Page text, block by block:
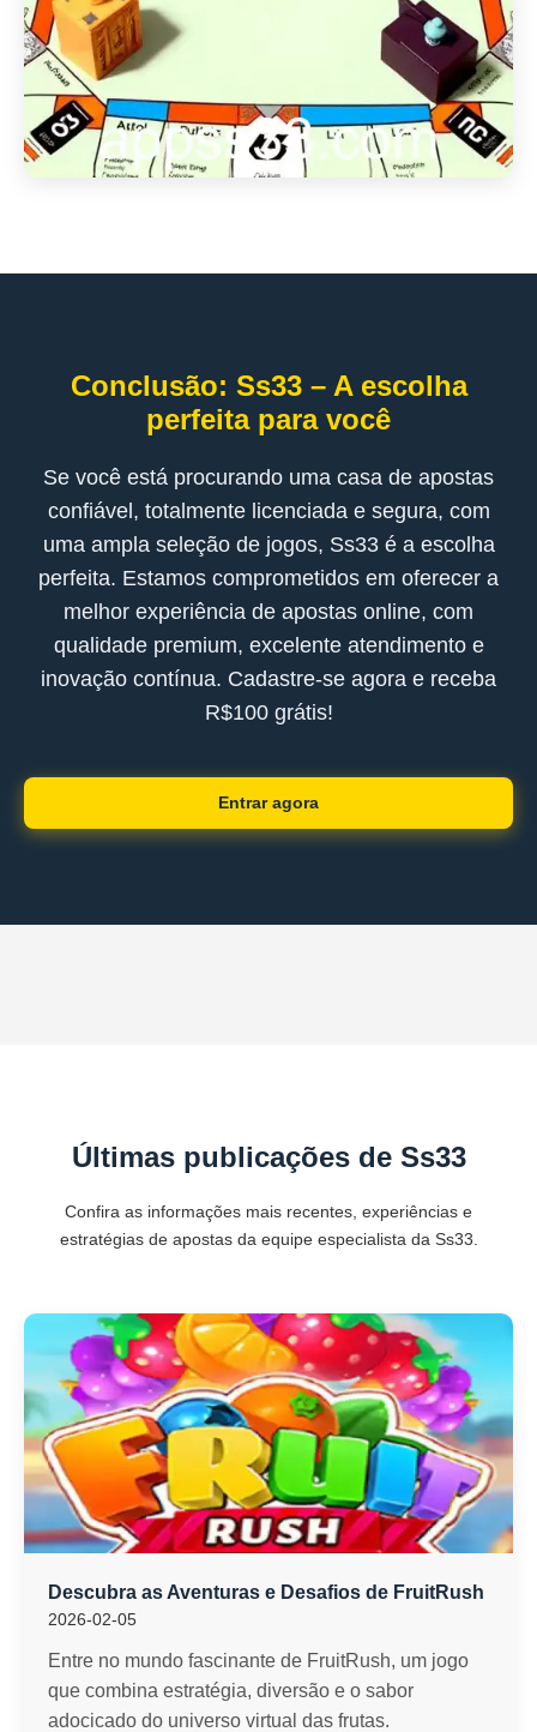
Conclusão: Ss33 – A escolha
perfeita para você
Se você está procurando uma casa de apostas
confiável, totalmente licenciada e segura, com
uma ampla seleção de jogos, Ss33 é a escolha
perfeita. Estamos comprometidos em oferecer a
melhor experiência de apostas online, com
qualidade premium, excelente atendimento e
inovação contínua. Cadastre-se agora e receba
R$100 grátis!
Entrar agora
Últimas publicações de Ss33
Confira as informações mais recentes, experiências e
estratégias de apostas da equipe especialista da Ss33.
Descubra as Aventuras e Desafios de FruitRush
2026-02-05
Entre no mundo fascinante de FruitRush, um jogo
que combina estratégia, diversão e o sabor
adocicado do universo virtual das frutas.